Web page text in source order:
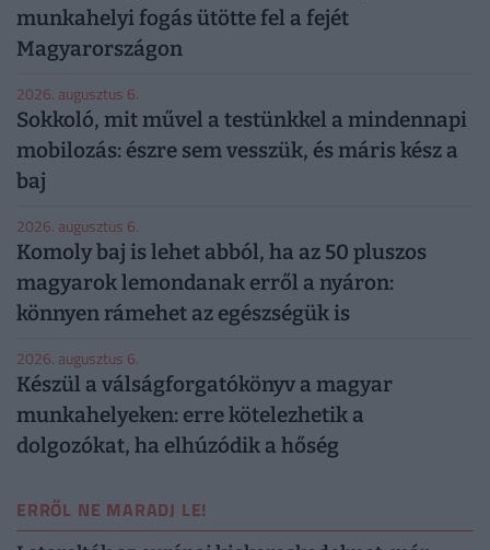
munkahelyi fogás ütötte fel a fejét
Magyarországon
2026. augusztus 6.
Sokkoló, mit művel a testünkkel a mindennapi
mobilozás: észre sem vesszük, és máris kész a
baj
2026. augusztus 6.
Komoly baj is lehet abból, ha az 50 pluszos
magyarok lemondanak erről a nyáron:
könnyen rámehet az egészségük is
2026. augusztus 6.
Készül a válságforgatókönyv a magyar
munkahelyeken: erre kötelezhetik a
dolgozókat, ha elhúzódik a hőség
ERRŐL NE MARADJ LE!